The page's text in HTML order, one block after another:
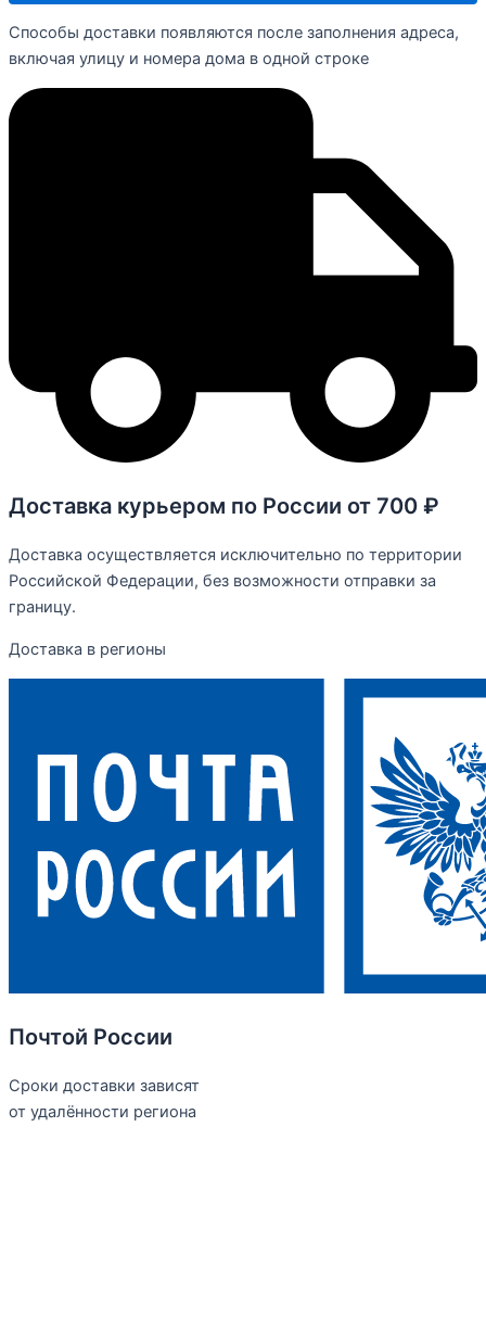
Способы доставки появляются после заполнения адреса,
включая улицу и номера дома в одной строке
Доставка курьером по России от 700 ₽
Доставка осуществляется исключительно по территории
Российской Федерации, без возможности отправки за
границу.
Доставка в регионы
Почтой России
Сроки доставки зависят
от удалённости региона